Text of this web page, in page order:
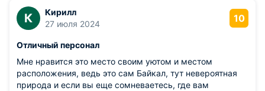
К
Кирилл
27 июля 2024
10
Отличный персонал
Мне нравится это место своим уютом и местом
расположения, ведь это сам Байкал, тут невероятная
природа и если вы еще сомневаетесь, где вам